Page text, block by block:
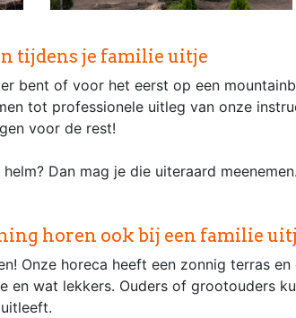
tijdens je familie uitje
bent of voor het eerst op een
tot professionele uitleg van onze
voor de rest!
Dan mag je die uiteraard
horen ook bij een familie
Onze horeca heeft een zonnig terras
en wat lekkers. Ouders of grootouders